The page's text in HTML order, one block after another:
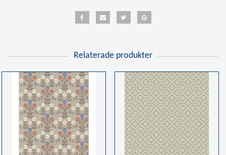
Relaterade produkter